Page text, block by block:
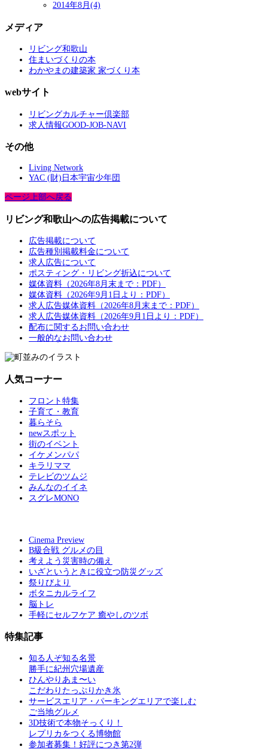
2014年8月(4)
メディア
リビング和歌山
住まいづくりの本
わかやまの建築家 家づくり本
webサイト
リビングカルチャー倶楽部
求人情報GOOD-JOB-NAVI
その他
Living Network
YAC (財)日本宇宙少年団
ページ上部へ戻る
リビング和歌山への広告掲載について
広告掲載について
広告種別掲載料金について
求人広告について
ポスティング・リビング折込について
媒体資料（2026年8月末まで：PDF）
媒体資料（2026年9月1日より：PDF）
求人広告媒体資料（2026年8月末まで：PDF）
求人広告媒体資料（2026年9月1日より：PDF）
配布に関するお問い合わせ
一般的なお問い合わせ
人気コーナー
フロント特集
子育て・教育
暮らそら
newスポット
街のイベント
イケメンパパ
キラリママ
テレビのツムジ
みんなのイイネ
スグレMONO
Cinema Preview
B級合戦 グルメの目
考えよう災害時の備え
いざというときに役立つ防災グッズ
祭りびより
ボタニカルライフ
脳トレ
手軽にセルフケア 癒やしのツボ
特集記事
知る人ぞ知る名景
勝手に紀州穴場遺産
ひんやりあま〜い
こだわりたっぷりかき氷
サービスエリア・パーキングエリアで楽しむ
ご当地グルメ
3D技術で本物そっくり！
レプリカをつくる博物館
参加者募集！好評につき第2弾